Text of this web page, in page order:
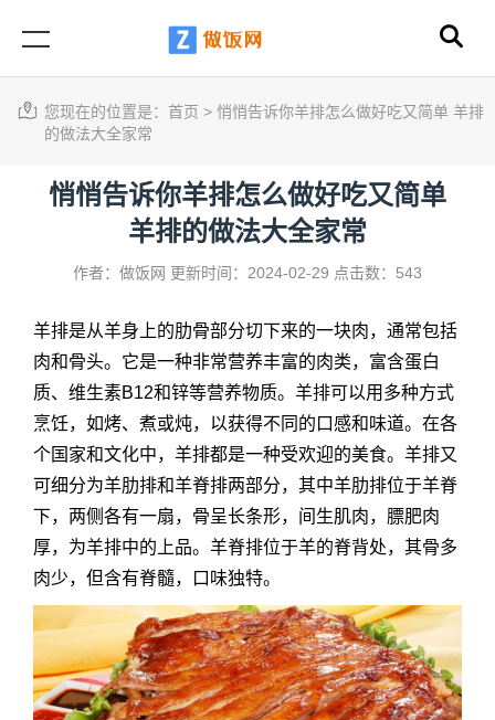
您现在的位置是： 首页 > 悄悄告诉你羊排怎么做好吃又简单 羊排
的做法大全家常
悄悄告诉你羊排怎么做好吃又简单
羊排的做法大全家常
作者：做饭网 更新时间：2024-02-29 点击数：543
羊排是从羊身上的肋骨部分切下来的一块肉，通常包括
肉和骨头。它是一种非常营养丰富的肉类，富含蛋白
质、维生素B12和锌等营养物质。羊排可以用多种方式
烹饪，如烤、煮或炖，以获得不同的口感和味道。在各
个国家和文化中，羊排都是一种受欢迎的美食。羊排又
可细分为羊肋排和羊脊排两部分，其中羊肋排位于羊脊
下，两侧各有一扇，骨呈长条形，间生肌肉，膘肥肉
厚，为羊排中的上品。羊脊排位于羊的脊背处，其骨多
肉少，但含有脊髓，口味独特。